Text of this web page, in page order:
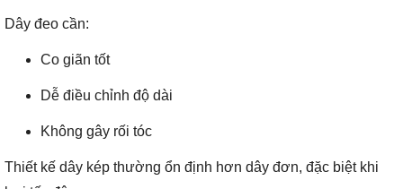
Dây đeo cần:
Co giãn tốt
Dễ điều chỉnh độ dài
Không gây rối tóc
Thiết kế dây kép thường ổn định hơn dây đơn, đặc biệt khi